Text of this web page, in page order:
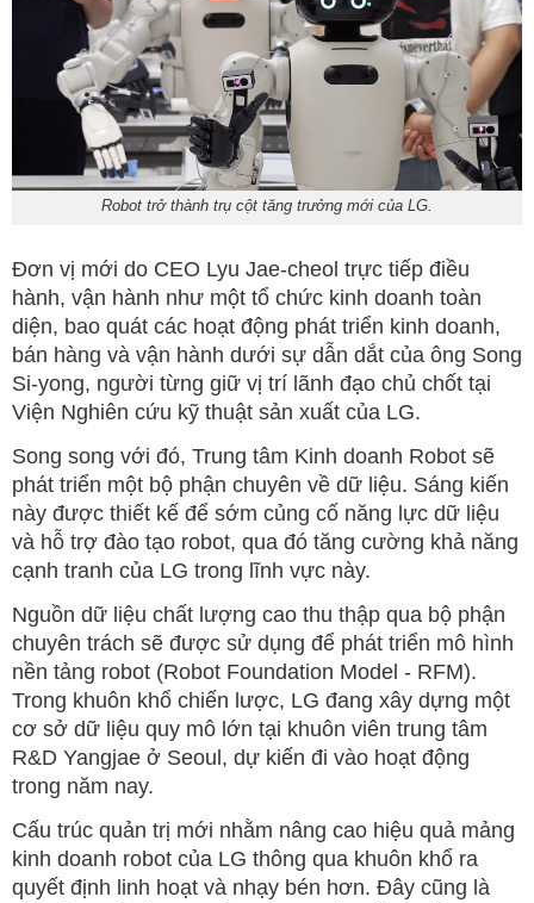
Robot trở thành trụ cột tăng trưởng mới của LG.
Đơn vị mới do CEO Lyu Jae-cheol trực tiếp điều
hành, vận hành như một tổ chức kinh doanh toàn
diện, bao quát các hoạt động phát triển kinh doanh,
bán hàng và vận hành dưới sự dẫn dắt của ông Song
Si-yong, người từng giữ vị trí lãnh đạo chủ chốt tại
Viện Nghiên cứu kỹ thuật sản xuất của LG.
Song song với đó, Trung tâm Kinh doanh Robot sẽ
phát triển một bộ phận chuyên về dữ liệu. Sáng kiến
này được thiết kế để sớm củng cố năng lực dữ liệu
và hỗ trợ đào tạo robot, qua đó tăng cường khả năng
cạnh tranh của LG trong lĩnh vực này.
Nguồn dữ liệu chất lượng cao thu thập qua bộ phận
chuyên trách sẽ được sử dụng để phát triển mô hình
nền tảng robot (Robot Foundation Model - RFM).
Trong khuôn khổ chiến lược, LG đang xây dựng một
cơ sở dữ liệu quy mô lớn tại khuôn viên trung tâm
R&D Yangjae ở Seoul, dự kiến đi vào hoạt động
trong năm nay.
Cấu trúc quản trị mới nhằm nâng cao hiệu quả mảng
kinh doanh robot của LG thông qua khuôn khổ ra
quyết định linh hoạt và nhạy bén hơn. Đây cũng là